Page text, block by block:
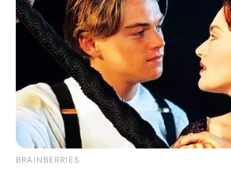
Marcha Juegos Olímpicos.
Por:Agencia AFP
Abril 8, 2023
BRAINBERRIES